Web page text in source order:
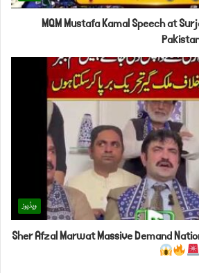
MQM Mustafa Kamal Speech at
ویڈیوز
Sher Afzal Marwat Massive Demand